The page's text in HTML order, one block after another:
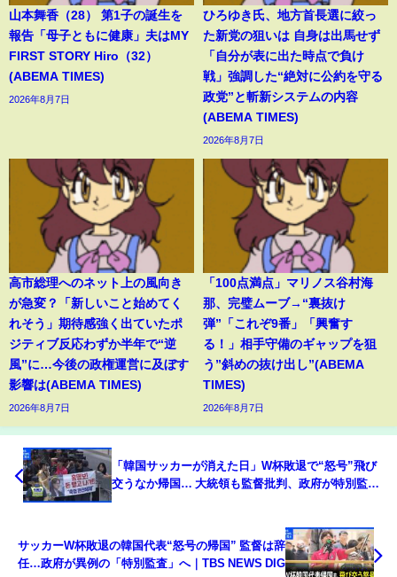
山本舞香（28） 第1子の誕生を
報告「母子ともに健康」夫はMY
FIRST STORY Hiro（32）
(ABEMA TIMES)
2026年8月7日
ひろゆき氏、地方首長選に絞っ
た新党の狙いは 自身は出馬せず
「自分が表に出た時点で負け
戦」強調した“絶対に公約を守る
政党”と斬新システムの内容
(ABEMA TIMES)
2026年8月7日
高市総理へのネット上の風向き
が急変？「新しいこと始めてく
れそう」期待感強く出ていたポ
ジティブ反応わずか半年で“逆
風”に…今後の政権運営に及ぼす
影響は(ABEMA TIMES)
2026年8月7日
「100点満点」マリノス谷村海
那、完璧ムーブ→“裏抜け
弾”「これぞ9番」「興奮す
る！」相手守備のギャップを狙
う”斜めの抜け出し”(ABEMA
TIMES)
2026年8月7日
「韓国サッカーが消えた日」W杯敗退で“怒号”飛び
交うなか帰国… 大統領も監督批判、政府が特別監査
サッカーW杯敗退の韓国代表“怒号の帰国” 監督は辞
任…政府が異例の「特別監査」へ｜TBS NEWS DIG